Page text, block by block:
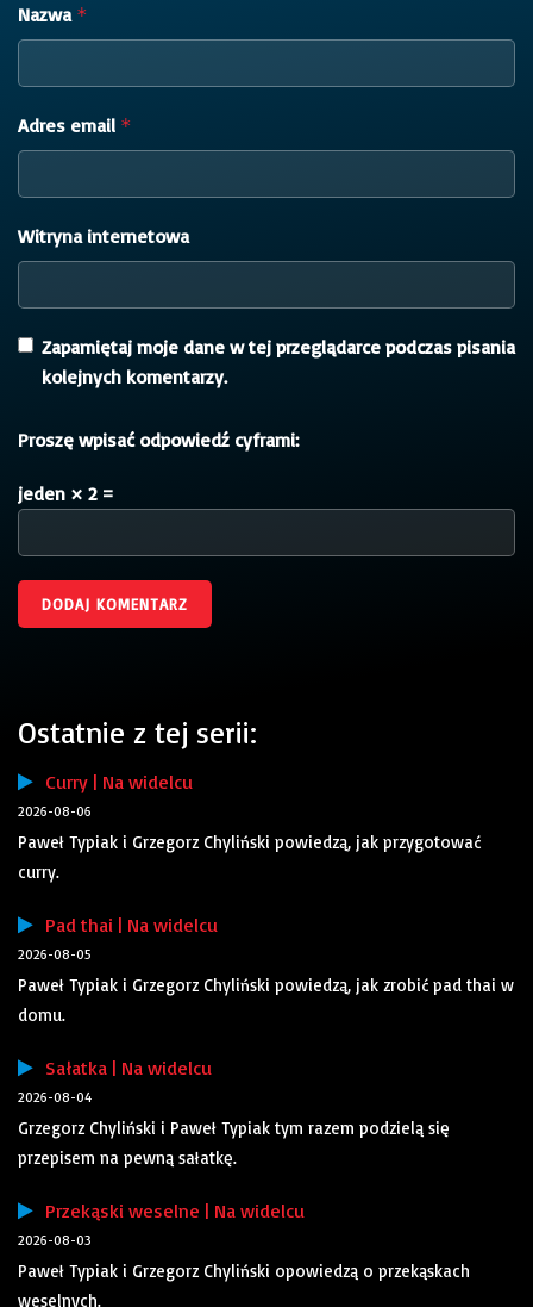
Nazwa *
Adres email *
Witryna internetowa
Zapamiętaj moje dane w tej przeglądarce podczas pisania
kolejnych komentarzy.
Proszę wpisać odpowiedź cyframi:
jeden × 2 =
Ostatnie z tej serii:
Curry | Na widelcu
2026-08-06
Paweł Typiak i Grzegorz Chyliński powiedzą, jak przygotować
curry.
Pad thai | Na widelcu
2026-08-05
Paweł Typiak i Grzegorz Chyliński powiedzą, jak zrobić pad thai w
domu.
Sałatka | Na widelcu
2026-08-04
Grzegorz Chyliński i Paweł Typiak tym razem podzielą się
przepisem na pewną sałatkę.
Przekąski weselne | Na widelcu
2026-08-03
Paweł Typiak i Grzegorz Chyliński opowiedzą o przekąskach
weselnych.